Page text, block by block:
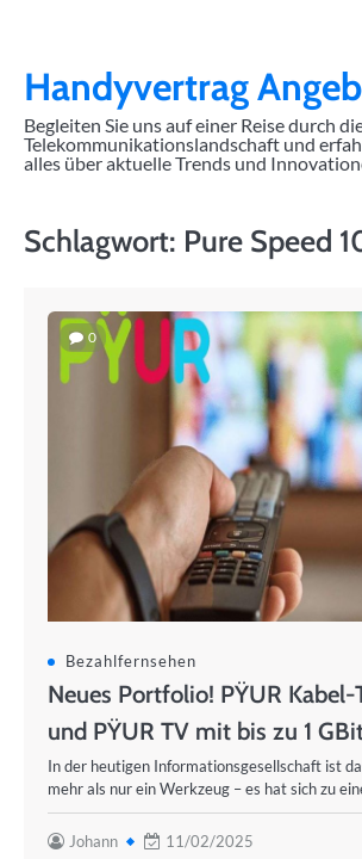
contentHandyvertrag
Begleiten Sie uns auf einer Reise durch
Telekommunikationslandschaft und
alles über aktuelle Trends und
Schlagwort: Pure Speed
0
Bezahlfernsehen
Neues Portfolio! PŸUR Kabel-
und PŸUR TV mit bis zu 1
In der heutigen Informationsgesellschaft ist
mehr als nur ein Werkzeug – es hat sich zu
Johann 11/02/2025